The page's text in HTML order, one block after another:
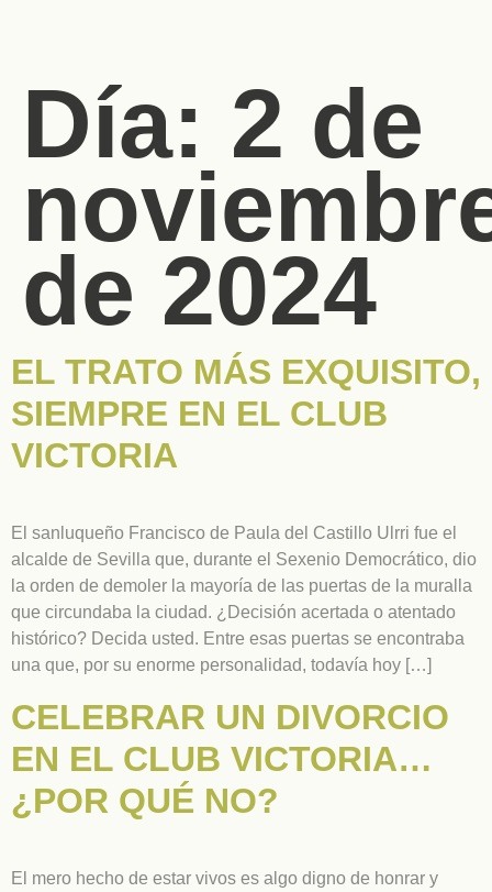
Día: 2 de
de 2024
EL TRATO MÁS EXQUISITO,
SIEMPRE EN EL CLUB
VICTORIA
El sanluqueño Francisco de Paula del Castillo Ulrri fue el
alcalde de Sevilla que, durante el Sexenio Democrático, dio
la orden de demoler la mayoría de las puertas de la muralla
que circundaba la ciudad. ¿Decisión acertada o atentado
histórico? Decida usted. Entre esas puertas se encontraba
una que, por su enorme personalidad, todavía hoy […]
CELEBRAR UN DIVORCIO
EN EL CLUB VICTORIA…
¿POR QUÉ NO?
El mero hecho de estar vivos es algo digno de honrar y